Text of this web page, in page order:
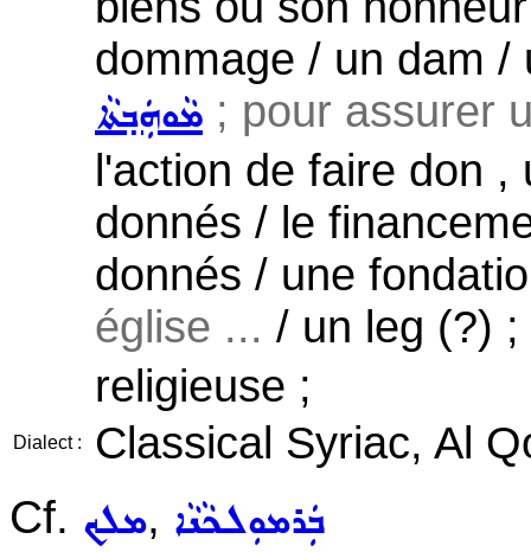
dommage / un dam
ܡܵܘܗܲܒ݂ܬܵܐ ; pour assurer
l'action de faire don ,
donnés / le
donnés / une
église ... / un leg (?) ;
religieuse ;
Dialect :
Classical Syriac, Al
Cf. ܡܠܟ, ܒܲܪܡܘܼܠܟܵܢܵܐ